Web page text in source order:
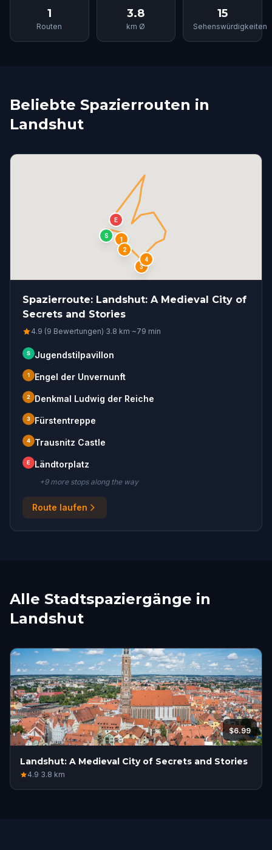
1
Routen
3.8
km Ø
15
Sehenswürdigkeiten
Beliebte Spazierrouten in
Landshut
S
1
2
3
4
E
Spazierroute: Landshut: A Medieval City of
Secrets and Stories
4.9 (9 Bewertungen)·3.8 km·~79 min
S Jugendstilpavillon
1 Engel der Unvernunft
2 Denkmal Ludwig der Reiche
3 Fürstentreppe
4 Trausnitz Castle
E Ländtorplatz
+9more stopsalong the way
Route laufen
Alle Stadtspaziergänge in
Landshut
$6.99
Landshut: A Medieval City of Secrets and Stories
4.9·3.8 km